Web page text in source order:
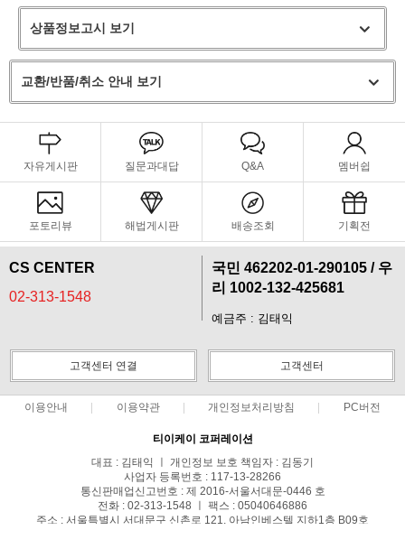
프 하세요!
상품정보고시 보기
교환/반품/취소 안내 보기
자유게시판 질문과대답 Q&A 멤버쉽
포토리뷰 해법게시판 배송조회 기획전
CS CENTER
02-313-1548
국민 462202-01-290105 / 우
리 1002-132-425681
예금주 : 김태익
고객센터 연결 고객센터
이용안내 이용약관 개인정보처리방침 PC버전
티이케이 코퍼레이션
대표 : 김태익 ㅣ 개인정보 보호 책임자 : 김동기
사업자 등록번호 : 117-13-28266
통신판매업신고번호 : 제 2016-서울서대문-0446 호
전화 : 02-313-1548 ㅣ 팩스 : 05040646886
주소 : 서울특별시 서대문구 신촌로 121, 아남인베스텔 지하1층 B09호